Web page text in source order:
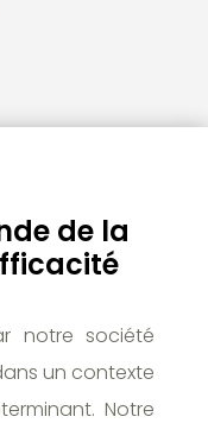
de la
notre société
un contexte
Notre